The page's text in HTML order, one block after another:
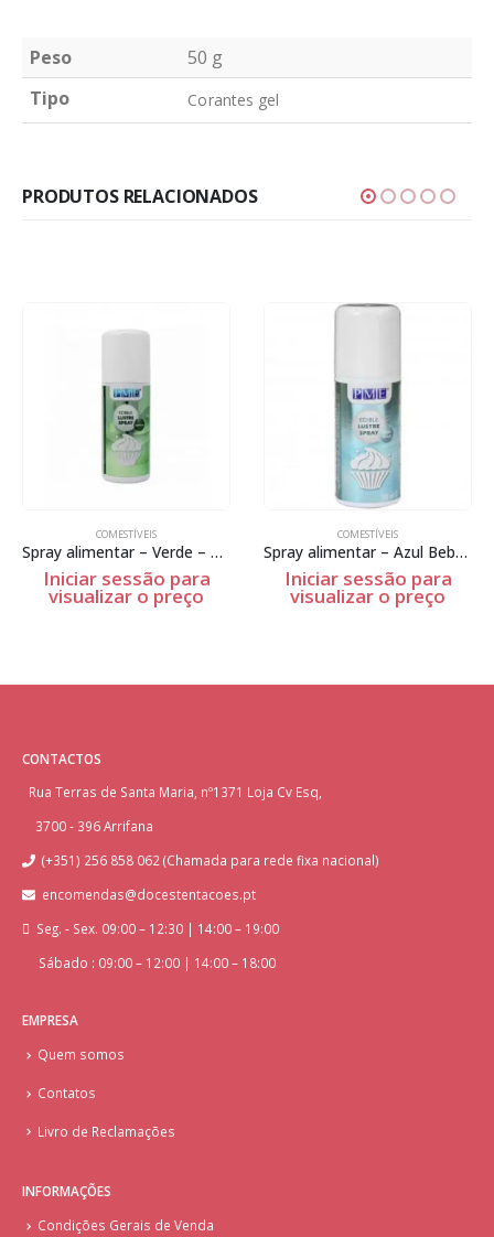
Peso
50 g
Tipo
Corantes gel
PRODUTOS RELACIONADOS
COMESTÍVEIS
Spray alimentar – Verde – 100ml
Iniciar sessão para
visualizar o preço
COMESTÍVEIS
Spray alimentar – Azul Bebé – 100ml
Iniciar sessão para
visualizar o preço
CONTACTOS
Rua Terras de Santa Maria, nº1371 Loja Cv Esq,
3700 - 396 Arrifana
(+351) 256 858 062 (Chamada para rede fixa nacional)
encomendas@docestentacoes.pt
Seg. - Sex. 09:00 – 12:30 | 14:00 – 19:00
Sábado : 09:00 – 12:00 | 14:00 – 18:00
EMPRESA
Quem somos
Contatos
Livro de Reclamações
INFORMAÇÕES
Condições Gerais de Venda